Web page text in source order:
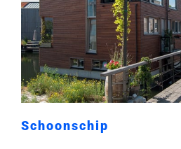
Schoonschip